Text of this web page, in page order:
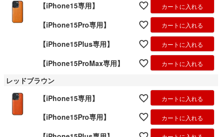
【iPhone15専用】
カートに入れる
【iPhone15Pro専用】 カートに入れる
【iPhone15Plus専用】 カートに入れる
【iPhone15ProMax専用】 カートに入れる
レッドブラウン
【iPhone15専用】
カートに入れる
【iPhone15Pro専用】 カートに入れる